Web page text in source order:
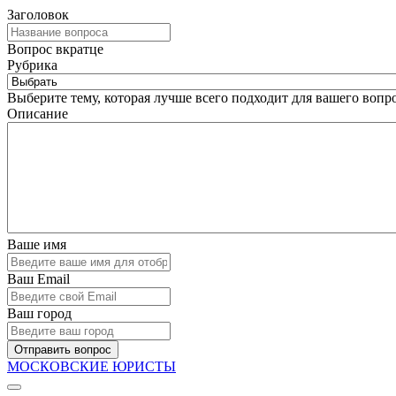
Заголовок
Вопрос вкратце
Рубрика
Выберите тему, которая лучше всего подходит для вашего
Описание
Ваше имя
Ваш Email
Ваш город
Отправить вопрос
МОСКОВСКИЕ ЮРИСТЫ